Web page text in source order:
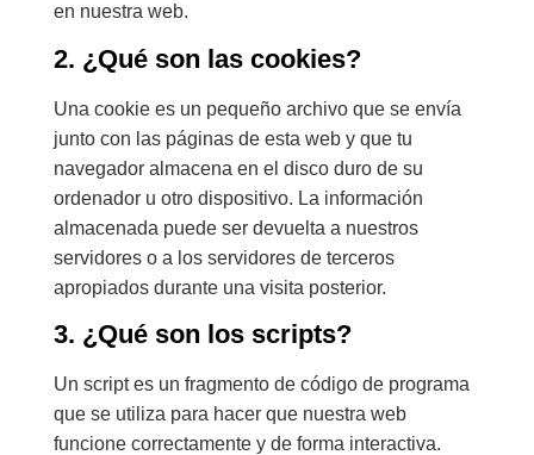
en nuestra web.
2. ¿Qué son las cookies?
Una cookie es un pequeño archivo que se envía
junto con las páginas de esta web y que tu
navegador almacena en el disco duro de su
ordenador u otro dispositivo. La información
almacenada puede ser devuelta a nuestros
servidores o a los servidores de terceros
apropiados durante una visita posterior.
3. ¿Qué son los scripts?
Un script es un fragmento de código de programa
que se utiliza para hacer que nuestra web
funcione correctamente y de forma interactiva.